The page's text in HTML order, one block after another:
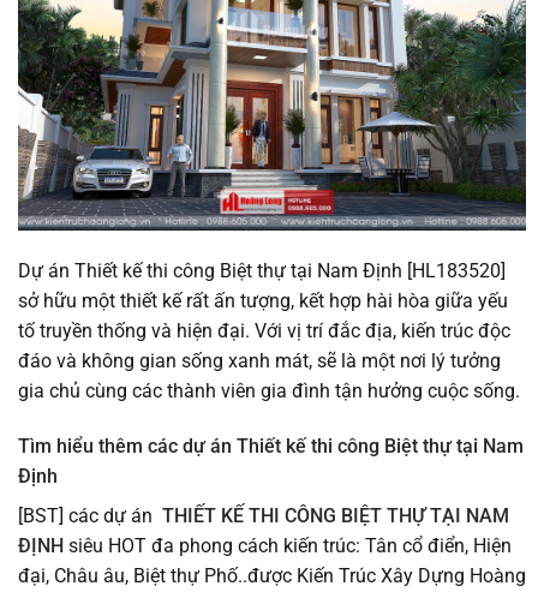
Dự án Thiết kế thi công Biệt thự tại Nam Định [HL183520]
sở hữu một thiết kế rất ấn tượng, kết hợp hài hòa giữa yếu
tố truyền thống và hiện đại. Với vị trí đắc địa, kiến trúc độc
đáo và không gian sống xanh mát, sẽ là một nơi lý tưởng
gia chủ cùng các thành viên gia đình tận hưởng cuộc sống.
Tìm hiểu thêm các dự án Thiết kế thi công Biệt thự tại Nam
Định
[BST] các dự án THIẾT KẾ THI CÔNG BIỆT THỰ TẠI NAM
ĐỊNH siêu HOT đa phong cách kiến trúc: Tân cổ điển, Hiện
đại, Châu âu, Biệt thự Phố..được Kiến Trúc Xây Dựng Hoàng